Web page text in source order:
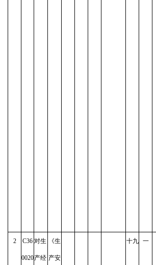
2 C36
0020
对生
产经
《生
产安
十九 一